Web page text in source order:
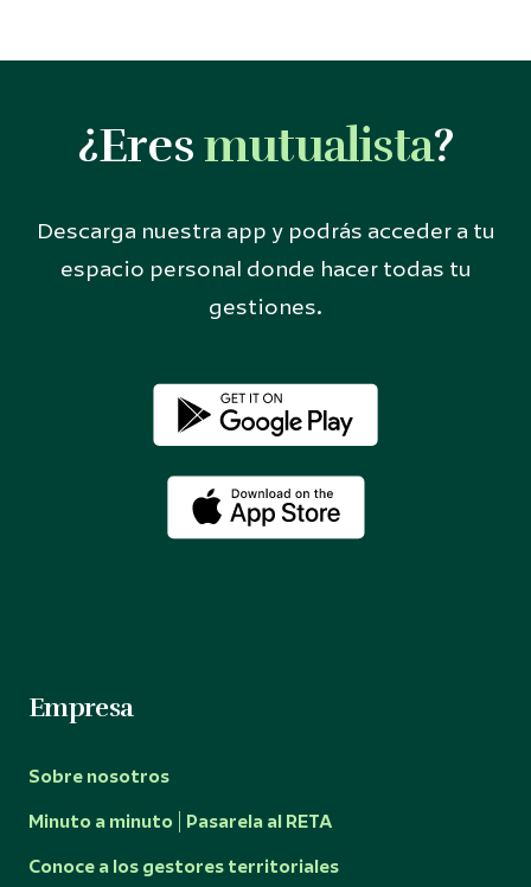
¿Eresmutualista?
Descarga nuestra app y podrás acceder a tu
espacio personal donde hacer todas tu
gestiones.
Empresa
Sobre nosotros
Minuto a minuto | Pasarela al RETA
Conoce a los gestores territoriales